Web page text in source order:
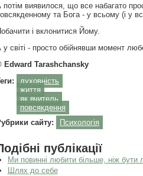
потім виявилося, що все набагато
та Бога - у всьому (і у
і вклонитися Йому.
у світі - просто обійнявши момент
Edward Tarashchansky
духовність
життя
як вчитель
повсякдення
сайту:
Психологія
публікації
Ми повинні любити більше, ніж
Шлях до себе